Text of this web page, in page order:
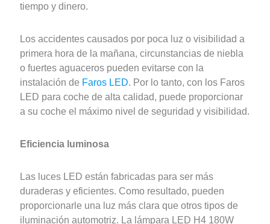
tiempo y dinero.
Los accidentes causados por poca luz o visibilidad a
primera hora de la mañana, circunstancias de niebla
o fuertes aguaceros pueden evitarse con la
instalación de Faros LED. Por lo tanto, con los Faros
LED para coche de alta calidad, puede proporcionar
a su coche el máximo nivel de seguridad y visibilidad.
Eficiencia luminosa
Las luces LED están fabricadas para ser más
duraderas y eficientes. Como resultado, pueden
proporcionarle una luz más clara que otros tipos de
iluminación automotriz. La lámpara LED H4 180W